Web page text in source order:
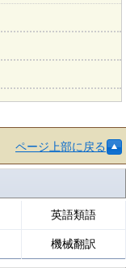
ページ上部に戻る
英語類語
機械翻訳